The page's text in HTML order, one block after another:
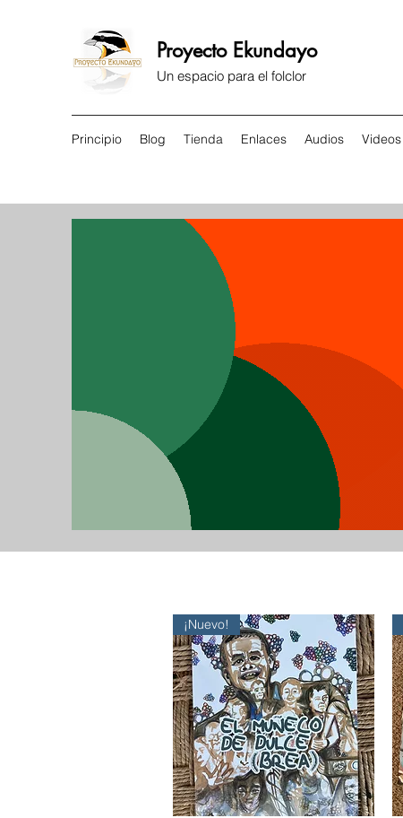
Proyecto Ekundayo
Un espacio para el folclor
Principio Blog Tienda Enlaces Audios Videos
¡Nuevo!